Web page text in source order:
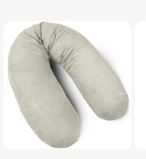
für Bett & Sofa